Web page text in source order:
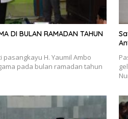
DI BULAN RAMADAN TAHUN
pasangkayu H. Yaumil Ambo
pada bulan ramadan tahun